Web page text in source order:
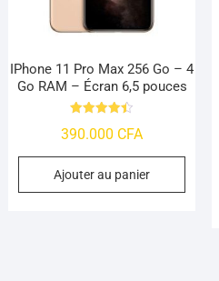
IPhone 11 Pro Max 256 Go – 4
Go RAM – Écran 6,5 pouces
4.45
390.000 CFA
Ajouter au panier